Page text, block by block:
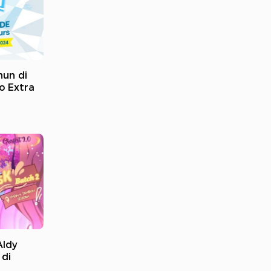
di
Extra
di